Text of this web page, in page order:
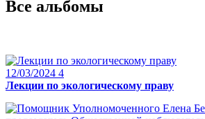
Все альбомы
12/03/2024 4
Лекции по экологическому праву